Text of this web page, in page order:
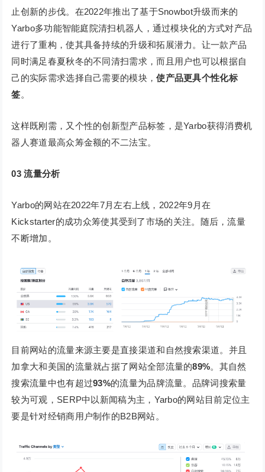
止创新的步伐。在2022年推出了基于Snowbot升级而来的
Yarbo多功能智能庭院清扫机器人，通过模块化的方式对产品
进行了重构，使其具备持续的升级和拓展潜力。让一款产品
同时满足春夏秋冬的不同清扫需求，而且用户也可以根据自
己的实际需求选择自己需要的模块，使产品更具个性化标
签。
这样既刚需，又个性的创新型产品标签，是Yarbo获得消费机
器人赛道最高众筹金额的不二法宝。
03 流量分析
Yarbo的网站在2022年7月左右上线，2022年9月在
Kickstarter的成功众筹使其受到了市场的关注。随后，流量
不断增加。
目前网站的流量来源主要是直接渠道和自然搜索渠道。并且
加拿大和美国的流量就占据了网站全部流量的89%。其自然
搜索流量中也有超过93%的流量为品牌流量。品牌词搜索量
较为可观，SERP中以新闻稿为主，Yarbo的网站目前定位主
要是针对经销商用户制作的B2B网站。